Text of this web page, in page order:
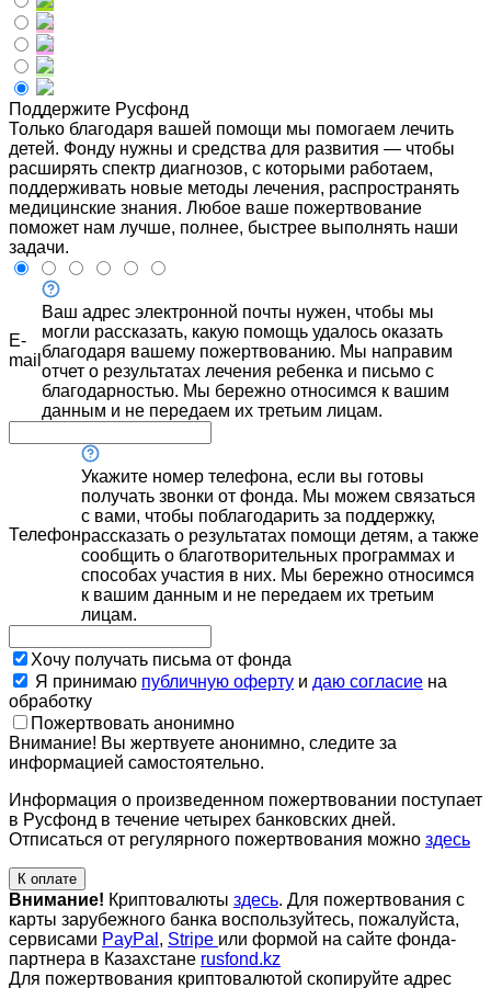
Поддержите Русфонд
Только благодаря вашей помощи мы помогаем лечить
детей. Фонду нужны и средства для развития — чтобы
расширять спектр диагнозов, с которыми работаем,
поддерживать новые методы лечения, распространять
медицинские знания. Любое ваше пожертвование
поможет нам лучше, полнее, быстрее выполнять наши
задачи.
E-
mail
Ваш адрес электронной почты нужен, чтобы мы
могли рассказать, какую помощь удалось оказать
благодаря вашему пожертвованию. Мы направим
отчет о результатах лечения ребенка и письмо с
благодарностью. Мы бережно относимся к вашим
данным и не передаем их третьим лицам.
Телефон
Укажите номер телефона, если вы готовы
получать звонки от фонда. Мы можем связаться
с вами, чтобы поблагодарить за поддержку,
рассказать о результатах помощи детям, а также
сообщить о благотворительных программах и
способах участия в них. Мы бережно относимся
к вашим данным и не передаем их третьим
лицам.
Хочу получать письма от фонда
Я принимаю публичную оферту и даю согласие на
обработку
Пожертвовать анонимно
Внимание! Вы жертвуете анонимно, следите за
информацией самостоятельно.
Информация о произведенном пожертвовании поступает
в Русфонд в течение четырех банковских дней.
Отписаться от регулярного пожертвования можно здесь
К оплате
Внимание! Криптовалюты здесь. Для пожертвования с
карты зарубежного банка воспользуйтесь, пожалуйста,
сервисами PayPal , Stripe или формой на сайте фонда-
партнера в Казахстане rusfond.kz
Для пожертвования криптовалютой скопируйте адрес